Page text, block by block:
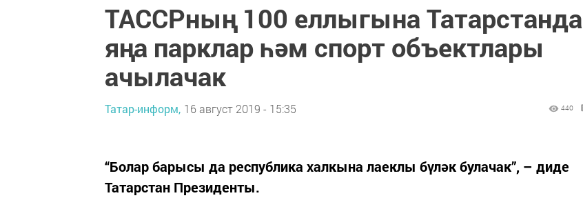
ТАССРның 100 еллыгына Татарстанда
яңа парклар һәм спорт объектлары
ачылачак
Татар-информ, 16 август 2019 - 15:35 440
“Болар барысы да республика халкына лаеклы бүләк булачак”, – диде
Татарстан Президенты.